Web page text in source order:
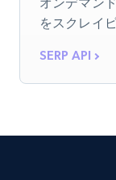
をスクレイ
SERP API